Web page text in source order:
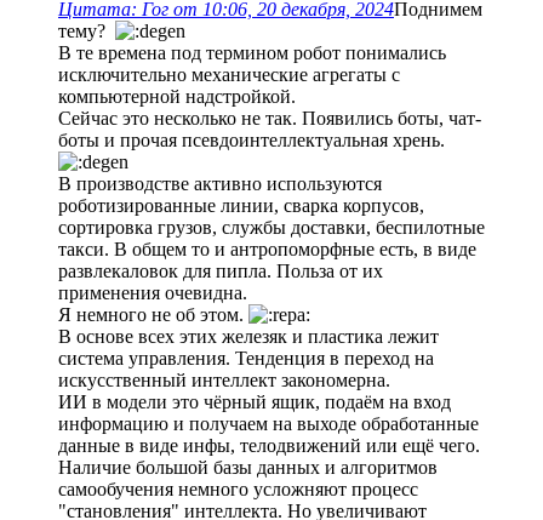
Цитата: Гог от 10:06, 20 декабря, 2024Поднимем
тему?
В те времена под термином робот понимались
исключительно механические агрегаты с
компьютерной надстройкой.
Сейчас это несколько не так. Появились боты, чат-
боты и прочая псевдоинтеллектуальная хрень.
В производстве активно используются
роботизированные линии, сварка корпусов,
сортировка грузов, службы доставки, беспилотные
такси. В общем то и антропоморфные есть, в виде
развлекаловок для пипла. Польза от их
применения очевидна.
Я немного не об этом.
В основе всех этих железяк и пластика лежит
система управления. Тенденция в переход на
искусственный интеллект закономерна.
ИИ в модели это чёрный ящик, подаём на вход
информацию и получаем на выходе обработанные
данные в виде инфы, телодвижений или ещё чего.
Наличие большой базы данных и алгоритмов
самообучения немного усложняют процесс
"становления" интеллекта. Но увеличивают